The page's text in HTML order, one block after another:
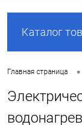
Каталог
Главная страница •